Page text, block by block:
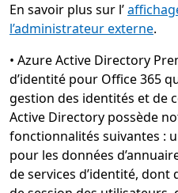
En savoir plus sur l’
l’administrateur externe.
• Azure Active Directory
d’identité pour Office 365
gestion des identités et de
Active Directory possède
fonctionnalités suivantes :
pour les données
de services d’identité, dont